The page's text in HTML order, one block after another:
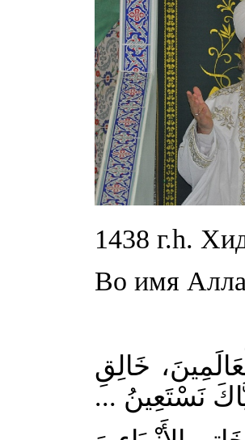
1438 г.h.
Во имя
خَالِقِ
نَسْتَعِينُ ...